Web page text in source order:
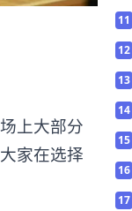
上大部分
家在选择
11
12
13
14
15
16
17